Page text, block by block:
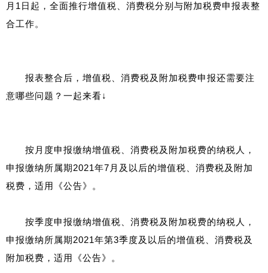
月1日起，全面推行增值税、消费税分别与附加税费申报表整
合工作。
报表整合后，增值税、消费税及附加税费申报还需要注
意哪些问题？一起来看↓
按月度申报缴纳增值税、消费税及附加税费的纳税人，
申报缴纳所属期2021年7月及以后的增值税、消费税及附加
税费，适用《公告》。
按季度申报缴纳增值税、消费税及附加税费的纳税人，
申报缴纳所属期2021年第3季度及以后的增值税、消费税及
附加税费，适用《公告》。